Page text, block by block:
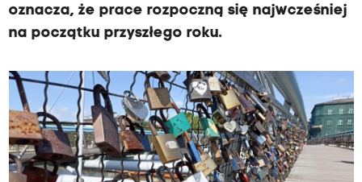
oznacza, że prace rozpoczną się najwcześniej
na początku przyszłego roku.